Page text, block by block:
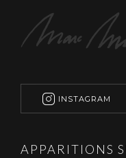
INSTAGRAM
APPARITIONS